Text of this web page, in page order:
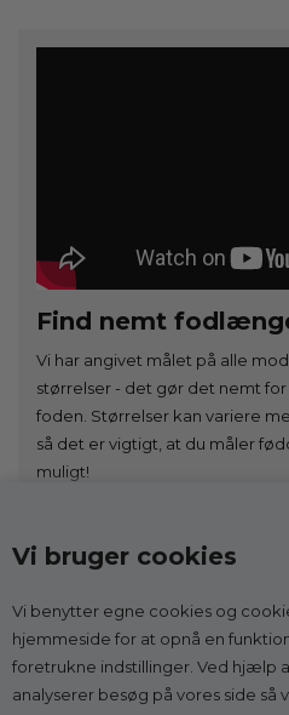
Vi bruger cookies
Vi benytter egne cookies og
hjemmeside for at opnå en
foretrukne indstillinger. Ved hjælp
analyserer besøg på vores side så
Find nemt
Vi har angivet målet på alle
størrelser - det gør det nemt
foden. Størrelser kan variere
så det er vigtigt, at du måler
muligt!
2268 7595(hverdage kl.